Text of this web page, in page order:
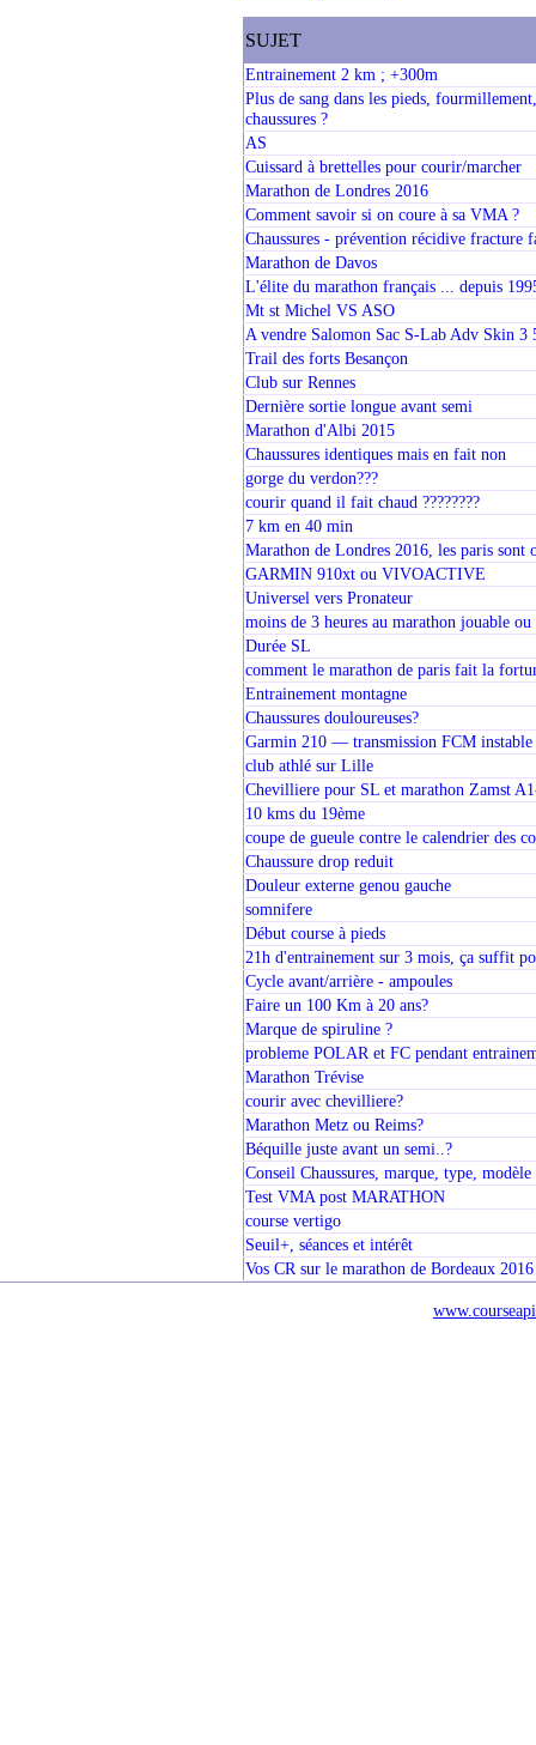
SUJET
Entrainement 2 km ; +300m
Plus de sang dans les pieds,
chaussures ?
AS
Cuissard à brettelles pour courir/marcher
Marathon de Londres 2016
Comment savoir si on coure à sa VMA ?
Chaussures - prévention récidive fracture
Marathon de Davos
L'élite du marathon français ... depuis
Mt st Michel VS ASO
A vendre Salomon Sac S-Lab Adv Skin 3
Trail des forts Besançon
Club sur Rennes
Dernière sortie longue avant semi
Marathon d'Albi 2015
Chaussures identiques mais en fait non
gorge du verdon???
courir quand il fait chaud ????????
7 km en 40 min
Marathon de Londres 2016, les paris sont
GARMIN 910xt ou VIVOACTIVE
Universel vers Pronateur
moins de 3 heures au marathon jouable ou
Durée SL
comment le marathon de paris fait la
Entrainement montagne
Chaussures douloureuses?
Garmin 210 — transmission FCM instable
club athlé sur Lille
Chevilliere pour SL et marathon Zamst
10 kms du 19ème
coupe de gueule contre le calendrier des
Chaussure drop reduit
Douleur externe genou gauche
somnifere
Début course à pieds
21h d'entrainement sur 3 mois, ça suffit
Cycle avant/arrière - ampoules
Faire un 100 Km à 20 ans?
Marque de spiruline ?
probleme POLAR et FC pendant
Marathon Trévise
courir avec chevilliere?
Marathon Metz ou Reims?
Béquille juste avant un semi..?
Conseil Chaussures, marque, type,
Test VMA post MARATHON
course vertigo
Seuil+, séances et intérêt
Vos CR sur le marathon de Bordeaux 2016